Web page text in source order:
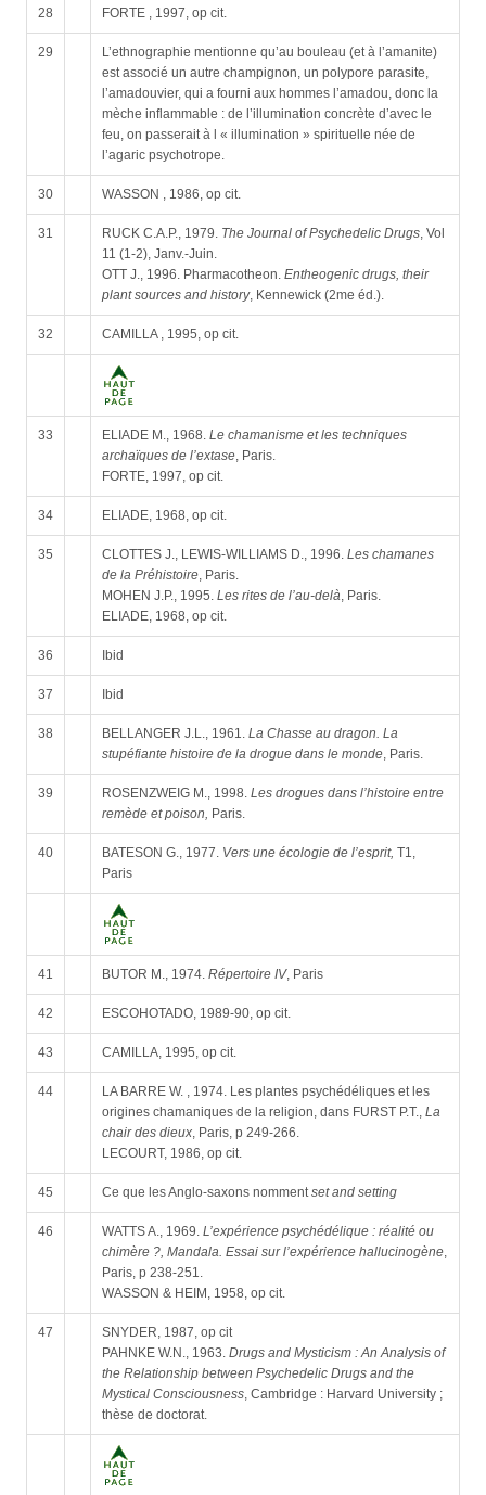
28 FORTE , 1997, op cit.
29
L’ethnographie mentionne qu’au bouleau (et à l’amanite)
est associé un autre champignon, un polypore parasite,
l’amadouvier, qui a fourni aux hommes l’amadou, donc la
mèche inflammable : de l’illumination concrète d’avec le
feu, on passerait à l « illumination » spirituelle née de
l’agaric psychotrope.
30 WASSON , 1986, op cit.
31 RUCK C.A.P., 1979. The Journal of Psychedelic Drugs, Vol
11 (1-2), Janv.-Juin.
OTT J., 1996. Pharmacotheon. Entheogenic drugs, their
plant sources and history, Kennewick (2me éd.).
32 CAMILLA , 1995, op cit.
33 ELIADE M., 1968. Le chamanisme et les techniques
archaïques de l’extase, Paris.
FORTE, 1997, op cit.
34 ELIADE, 1968, op cit.
35 CLOTTES J., LEWIS-WILLIAMS D., 1996. Les chamanes
de la Préhistoire, Paris.
MOHEN J.P., 1995. Les rites de l’au-delà, Paris.
ELIADE, 1968, op cit.
36 Ibid
37 Ibid
38 BELLANGER J.L., 1961. La Chasse au dragon. La
stupéfiante histoire de la drogue dans le monde, Paris.
39 ROSENZWEIG M., 1998. Les drogues dans l’histoire entre
remède et poison, Paris.
40 BATESON G., 1977. Vers une écologie de l’esprit, T1,
Paris
41 BUTOR M., 1974. Répertoire IV, Paris
42 ESCOHOTADO, 1989-90, op cit.
43 CAMILLA, 1995, op cit.
44
LA BARRE W. , 1974. Les plantes psychédéliques et les
origines chamaniques de la religion, dans FURST P.T., La
chair des dieux, Paris, p 249-266.
LECOURT, 1986, op cit.
45 Ce que les Anglo-saxons nommentset and setting
46 WATTS A., 1969. L’expérience psychédélique : réalité ou
chimère ?, Mandala. Essai sur l’expérience hallucinogène,
Paris, p 238-251.
WASSON & HEIM, 1958, op cit.
47
SNYDER, 1987, op cit
PAHNKE W.N., 1963. Drugs and Mysticism : An Analysis of
the Relationship between Psychedelic Drugs and the
Mystical Consciousness, Cambridge : Harvard University ;
thèse de doctorat.